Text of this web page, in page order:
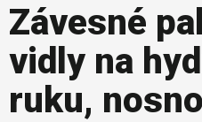
Závesné
vidly na
ruku,